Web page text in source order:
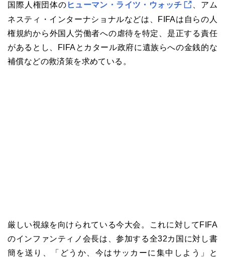
国際人権団体の ヒューマン・ライツ・ウォッチ
、アム
ネスティ・インターナショナルなどは、FIFAは自らの人
権規約から外国人労働者への虐待を特定、是正する責任
があるとし、FIFAとカタール政府に遺族らへの金銭的な
補償などの救済策を求めている。
厳しい視線を向けられている今大会。これに対してFIFA
のインファンティノ会長は、参加する全32カ国に対し書
簡を送り、「どうか、今はサッカーに集中しよう」と